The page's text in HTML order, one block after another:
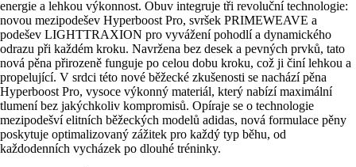
energie a lehkou výkonnost. Obuv integruje tři revoluční technologie:
novou mezipodešev Hyperboost Pro, svršek PRIMEWEAVE a
podešev LIGHTTRAXION pro vyvážení pohodlí a dynamického
odrazu při každém kroku. Navržena bez desek a pevných prvků, tato
nová pěna přirozeně funguje po celou dobu kroku, což ji činí lehkou a
propelující. V srdci této nové běžecké zkušenosti se nachází pěna
Hyperboost Pro, vysoce výkonný materiál, který nabízí maximální
tlumení bez jakýchkoliv kompromisů. Opíraje se o technologie
mezipodešví elitních běžeckých modelů adidas, nová formulace pěny
poskytuje optimalizovaný zážitek pro každý typ běhu, od
každodenních vycházek po dlouhé tréninky.